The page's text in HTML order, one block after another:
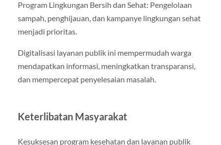
Program Lingkungan Bersih dan Sehat: Pengelolaan
sampah, penghijauan, dan kampanye lingkungan sehat
menjadi prioritas.
Digitalisasi layanan publik ini mempermudah warga
mendapatkan informasi, meningkatkan transparansi,
dan mempercepat penyelesaian masalah.
Keterlibatan Masyarakat
Kesuksesan program kesehatan dan layanan publik